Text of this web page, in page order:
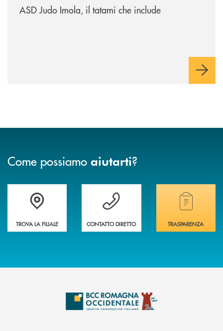
ASD Judo Imola, il tatami che include
Come possiamo aiutarti?
Accedi all' elenco completo delle filiali della banca.
TROVA LA FILIALE
Hai bisogno di assistenza immediata?
CONTATTO DIRETTO
Hai bisogno di
TRASPARENZA